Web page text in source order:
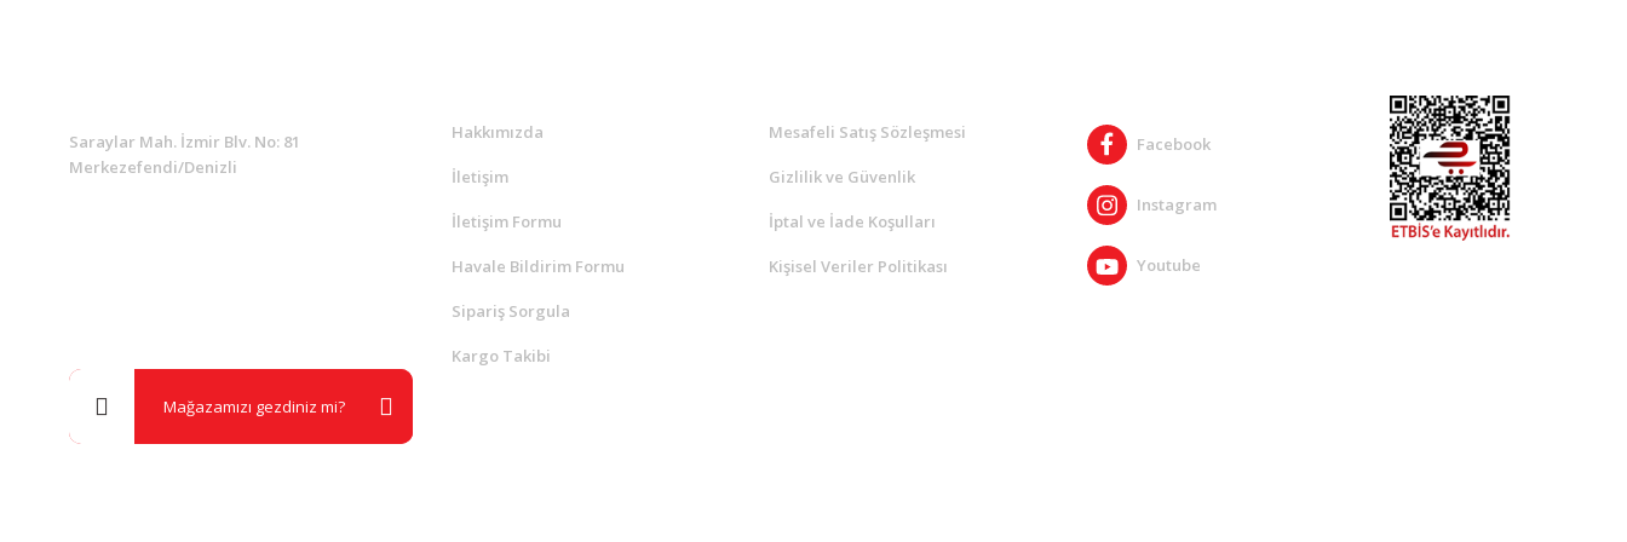
Saraylar Mah. İzmir Blv. No: 81
Merkezefendi/Denizli
Mağazamızı gezdiniz mi?
Hakkımızda
İletişim
İletişim Formu
Havale Bildirim Formu
Sipariş Sorgula
Kargo Takibi
Mesafeli Satış Sözleşmesi
Gizlilik ve Güvenlik
İptal ve İade Koşulları
Kişisel Veriler Politikası
Facebook
Instagram
Youtube